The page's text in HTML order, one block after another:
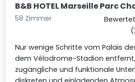
B&B HOTEL Marseille Parc
58 Zimmer
Nur wenige Schritte vom Palais
dem Vélodrome-Stadion
zugängliche und funktionale